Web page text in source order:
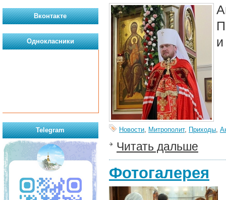
Новости, Митрополит, Приходы,
Читать дальше
Фотогалерея
Вконтакте
Однокласники
Telegram